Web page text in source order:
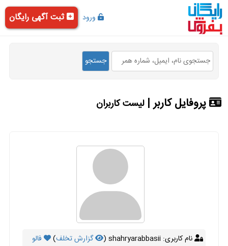
ورود ثبت آگهی رایگان
پروفایل کاربر |لیست کاربران
نام کاربری: shahryarabbasii ( گزارش تخلف)
فالو